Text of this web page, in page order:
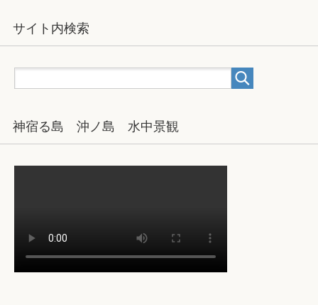
サイト内検索
神宿る島 沖ノ島 水中景観